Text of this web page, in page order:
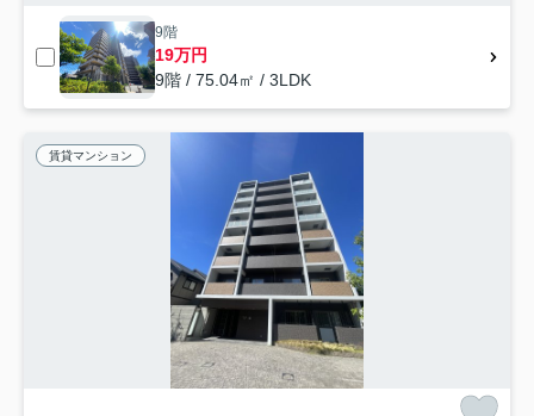
9階
19万円
9階 / 75.04㎡ / 3LDK
賃貸マンション